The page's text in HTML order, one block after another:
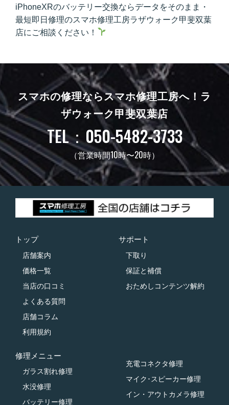
iPhoneXRのバッテリー交換ならデータをそのまま・
最短即日修理のスマホ修理工房ラザウォーク甲斐双葉
店にご相談ください！
スマホの修理ならスマホ修理工房へ！ ラ
ザウォーク甲斐双葉店
TEL：050-5482-3733
（営業時間10時〜20時）
トップ
店舗案内
価格一覧
当店の口コミ
よくある質問
店舗コラム
利用規約
サポート
下取り
保証と補償
おためしコンテンツ解約
修理メニュー
ガラス割れ修理
水没修理
バッテリー修理
充電コネクタ修理
マイク･スピーカー修理
イン・アウトカメラ修理